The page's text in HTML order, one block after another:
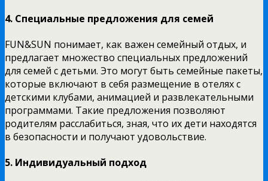
4. Специальные предложения для семей
FUN&SUN понимает, как важен семейный отдых, и
предлагает множество специальных предложений
для семей с детьми. Это могут быть семейные пакеты,
которые включают в себя размещение в отелях с
детскими клубами, анимацией и развлекательными
программами. Такие предложения позволяют
родителям расслабиться, зная, что их дети находятся
в безопасности и получают удовольствие.
5. Индивидуальный подход